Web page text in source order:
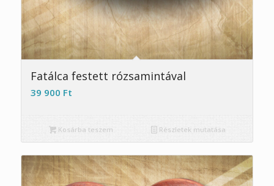
Fatálca festett rózsamintával
39 900 Ft
Kosárba teszem Részletek mutatása